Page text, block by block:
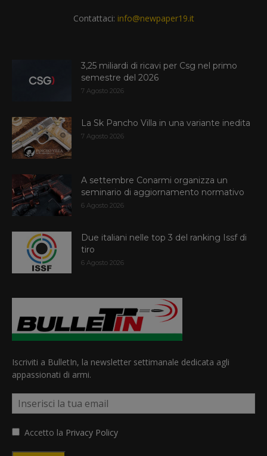
Contattaci: info@newpaper19.it
3,25 miliardi di ricavi per Csg nel primo
semestre del 2026
7 Agosto 2026
La Sk Pancho Villa in una variante inedita
7 Agosto 2026
A settembre Conarmi organizza un
seminario di aggiornamento normativo
6 Agosto 2026
Due italiani nelle top 3 del ranking Issf di
tiro
6 Agosto 2026
Iscriviti a BulletIn, la newsletter settimanale dedicata agli
appassionati di armi.
Accetto la Privacy Policy